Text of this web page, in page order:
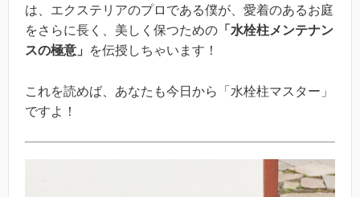
は、エクステリアのプロである僕が、愛着のあるお庭
をさらに長く、美しく保つための 「水栓柱メンテナン
スの極意」
を伝授しちゃいます！
これを読めば、あなたも今日から「水栓柱マスター」
ですよ！